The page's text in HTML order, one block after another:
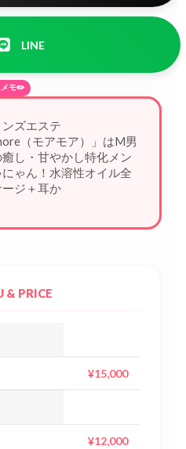
LINE
メモ✏️
ズエステ
（モアモア）」はM男
し・甘やかし特化メン
ゃん！水溶性オイル全
ジ＋耳かき・会話・ふ
¥15,000